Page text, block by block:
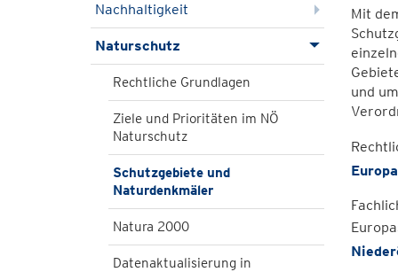
Nachhaltigkeit
Naturschutz
Rechtliche Grundlagen
Ziele und Prioritäten im NÖ
Naturschutz
Schutzgebiete und
Naturdenkmäler
Natura 2000
Datenaktualisierung in
Mit
und